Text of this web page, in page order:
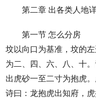
第二章 出各类人地
第一节 怎么分房
坟以向口为基准，坟的
为二、四、六、八、十
出虎砂一至二寸为抱虎
诗曰：龙抱虎出知府，虎